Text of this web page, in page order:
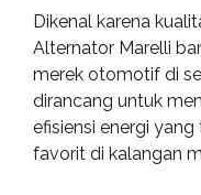
Dikenal karena
Alternator Marelli
merek otomotif di
dirancang untuk
efisiensi energi
favorit di kalangan